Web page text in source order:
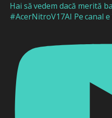
Hai să vedem dacă merită
#AcerNitroV17AI Pe canal